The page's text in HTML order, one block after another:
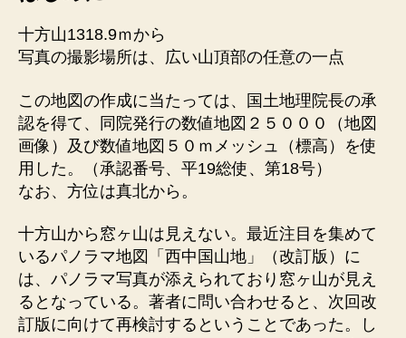
十方山1318.9ｍから
写真の撮影場所は、広い山頂部の任意の一点
この地図の作成に当たっては、国土地理院長の承
認を得て、同院発行の数値地図２５０００（地図
画像）及び数値地図５０ｍメッシュ（標高）を使
用した。（承認番号、平19総使、第18号）
なお、方位は真北から。
十方山から窓ヶ山は見えない。最近注目を集めて
いるパノラマ地図「西中国山地」（改訂版）に
は、パノラマ写真が添えられており窓ヶ山が見え
るとなっている。著者に問い合わせると、次回改
訂版に向けて再検討するということであった。し